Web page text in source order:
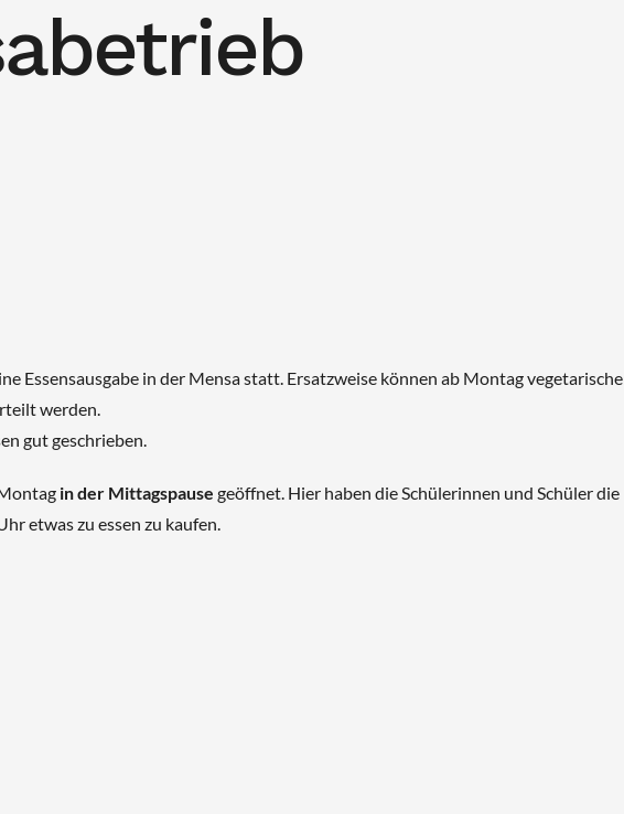
Essensausgabe in der Mensa statt. Ersatzweise können ab Montag vegetarische
werden.
gut geschrieben.
in der Mittagspause geöffnet. Hier haben die Schülerinnen und Schüler die
etwas zu essen zu kaufen.